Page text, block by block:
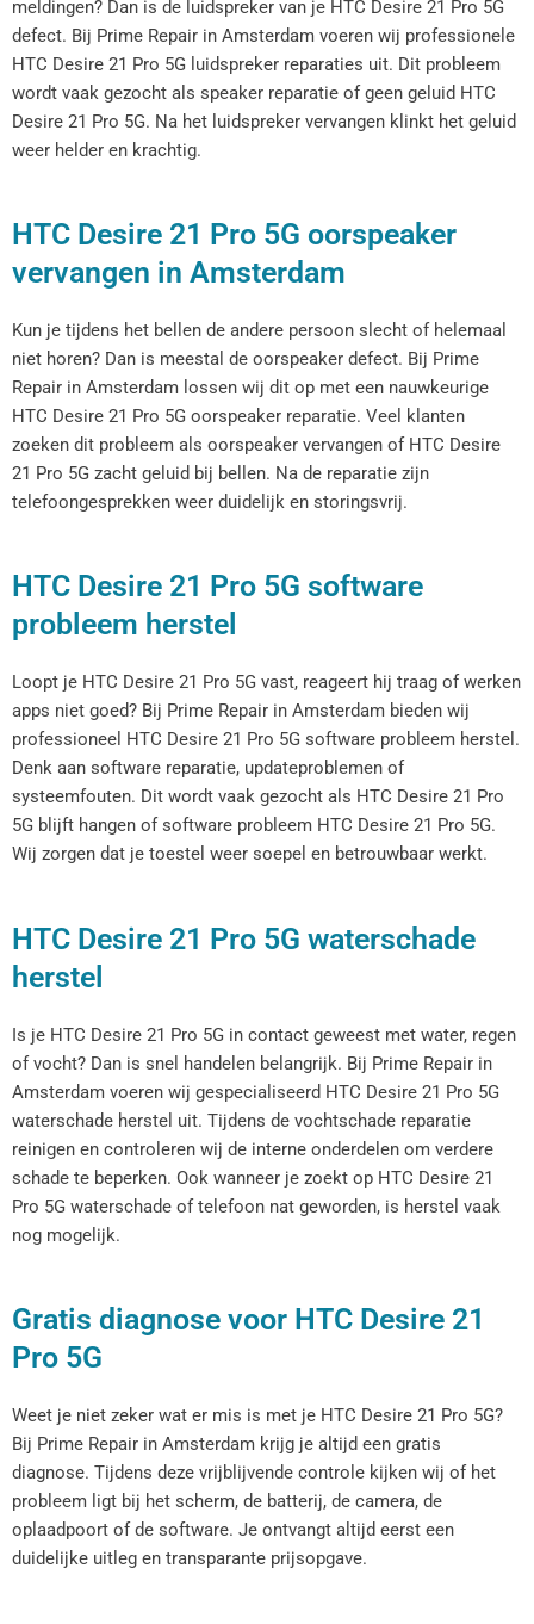
meldingen? Dan is de luidspreker van je HTC Desire 21 Pro 5G
defect. Bij Prime Repair in Amsterdam voeren wij professionele
HTC Desire 21 Pro 5G luidspreker reparaties uit. Dit probleem
wordt vaak gezocht als speaker reparatie of geen geluid HTC
Desire 21 Pro 5G. Na het luidspreker vervangen klinkt het geluid
weer helder en krachtig.
HTC Desire 21 Pro 5G oorspeaker
vervangen in Amsterdam
Kun je tijdens het bellen de andere persoon slecht of helemaal
niet horen? Dan is meestal de oorspeaker defect. Bij Prime
Repair in Amsterdam lossen wij dit op met een nauwkeurige
HTC Desire 21 Pro 5G oorspeaker reparatie. Veel klanten
zoeken dit probleem als oorspeaker vervangen of HTC Desire
21 Pro 5G zacht geluid bij bellen. Na de reparatie zijn
telefoongesprekken weer duidelijk en storingsvrij.
HTC Desire 21 Pro 5G software
probleem herstel
Loopt je HTC Desire 21 Pro 5G vast, reageert hij traag of werken
apps niet goed? Bij Prime Repair in Amsterdam bieden wij
professioneel HTC Desire 21 Pro 5G software probleem herstel.
Denk aan software reparatie, updateproblemen of
systeemfouten. Dit wordt vaak gezocht als HTC Desire 21 Pro
5G blijft hangen of software probleem HTC Desire 21 Pro 5G.
Wij zorgen dat je toestel weer soepel en betrouwbaar werkt.
HTC Desire 21 Pro 5G waterschade
herstel
Is je HTC Desire 21 Pro 5G in contact geweest met water, regen
of vocht? Dan is snel handelen belangrijk. Bij Prime Repair in
Amsterdam voeren wij gespecialiseerd HTC Desire 21 Pro 5G
waterschade herstel uit. Tijdens de vochtschade reparatie
reinigen en controleren wij de interne onderdelen om verdere
schade te beperken. Ook wanneer je zoekt op HTC Desire 21
Pro 5G waterschade of telefoon nat geworden, is herstel vaak
nog mogelijk.
Gratis diagnose voor HTC Desire 21
Pro 5G
Weet je niet zeker wat er mis is met je HTC Desire 21 Pro 5G?
Bij Prime Repair in Amsterdam krijg je altijd een gratis
diagnose. Tijdens deze vrijblijvende controle kijken wij of het
probleem ligt bij het scherm, de batterij, de camera, de
oplaadpoort of de software. Je ontvangt altijd eerst een
duidelijke uitleg en transparante prijsopgave.